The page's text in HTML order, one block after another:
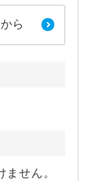
ら
せん。